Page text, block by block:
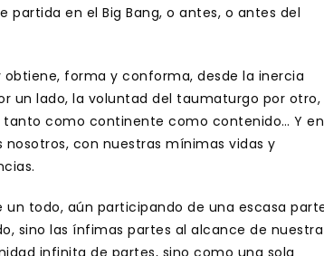
en el Big Bang, o antes, o antes del
forma y conforma, desde la inercia
un lado, la voluntad del taumaturgo por otro,
como continente como contenido… Y en
con nuestras mínimas vidas y
un todo, aún participando de una escasa
sino las ínfimas partes al alcance de nuestra
infinita de partes, sino como una sola